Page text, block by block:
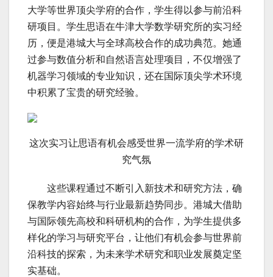
大学等世界顶尖学府的合作，学生得以参与前沿科
研项目。学生思语在牛津大学数学研究所的实习经
历，便是港城大与全球高校合作的成功典范。她通
过参与数值分析和自然语言处理项目，不仅增强了
机器学习领域的专业知识，还在国际顶尖学术环境
中积累了宝贵的研究经验。
这次实习让思语有机会感受世界一流学府的学术研
究气氛
这些课程通过不断引入新技术和研究方法，确
保教学内容始终与行业最新趋势同步。港城大借助
与国际领先高校和科研机构的合作，为学生提供多
样化的学习与研究平台，让他们有机会参与世界前
沿科技的探索，为未来学术研究和职业发展奠定坚
实基础。